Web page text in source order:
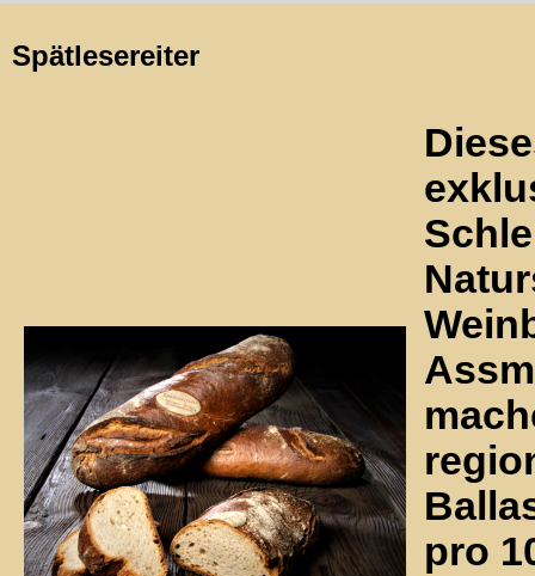
Spätlesereiter
pro